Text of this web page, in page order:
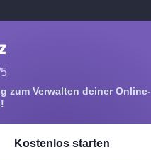
zum Verwalten deiner Online-
Kostenlos starten